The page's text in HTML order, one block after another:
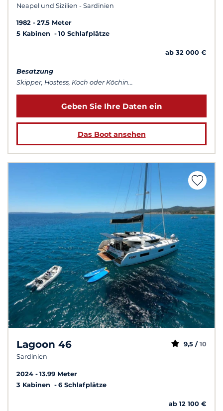
Neapel und Sizilien - Sardinien
1982
27.5 Meter
5 Kabinen
10 Schlafplätze
ab 32 000 €
Besatzung
Skipper, Hostess, Koch oder Köchin...
Geben Sie Ihre Daten ein
Das Boot ansehen
Lagoon 46
Sardinien
9,5 / 10
2024
13.99 Meter
3 Kabinen
6 Schlafplätze
ab 12 100 €